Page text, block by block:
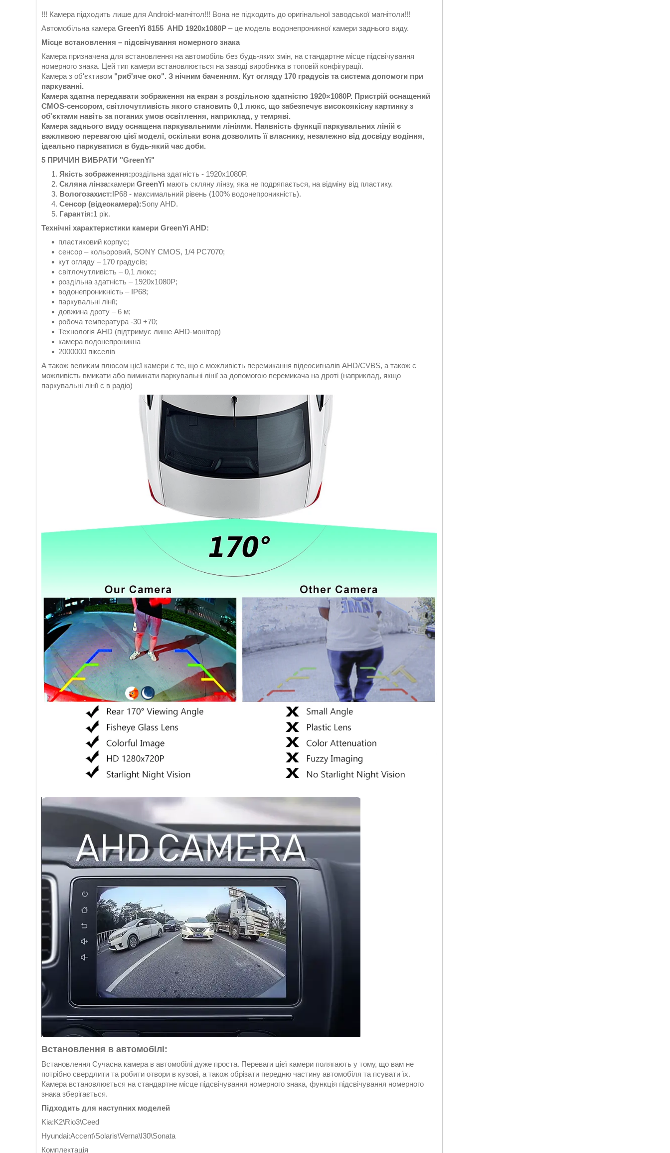
!!! Камера підходить лише для Android-магнітол!!! Вона не підходить до оригінальної заводської магнітоли!!!
Автомобільна камера GreenYi 8155 AHD 1920x1080P – це модель водонепроникної камери заднього виду.
Місце встановлення – підсвічування номерного знака
Камера призначена для встановлення на автомобіль без будь-яких змін, на стандартне місце підсвічування
номерного знака. Цей тип камери встановлюється на заводі виробника в топовій конфігурації.
Камера з об'єктивом "риб'яче око". З нічним баченням. Кут огляду 170 градусів та система допомоги при
паркуванні.
Камера здатна передавати зображення на екран з роздільною здатністю 1920×1080P. Пристрій оснащений
CMOS-сенсором, світлочутливість якого становить 0,1 люкс, що забезпечує високоякісну картинку з
об'єктами навіть за поганих умов освітлення, наприклад, у темряві.
Камера заднього виду оснащена паркувальними лініями. Наявність функції паркувальних ліній є
важливою перевагою цієї моделі, оскільки вона дозволить її власнику, незалежно від досвіду водіння,
ідеально паркуватися в будь-який час доби.
5 ПРИЧИН ВИБРАТИ "GreenYi"
Якість зображення:роздільна здатність - 1920x1080P.
Скляна лінза:камери GreenYi мають скляну лінзу, яка не подряпається, на відміну від пластику.
Вологозахист:IP68 - максимальний рівень (100% водонепроникність).
Сенсор (відеокамера):Sony AHD.
Гарантія:1 рік.
Технічні характеристики камери GreenYi AHD:
пластиковий корпус;
сенсор – кольоровий, SONY CMOS, 1/4 PC7070;
кут огляду – 170 градусів;
світлочутливість – 0,1 люкс;
роздільна здатність – 1920x1080P;
водонепроникність – IP68;
паркувальні лінії;
довжина дроту – 6 м;
робоча температура -30 +70;
Технологія AHD (підтримує лише AHD-монітор)
камера водонепроникна
2000000 пікселів
А також великим плюсом цієї камери є те, що є можливість перемикання відеосигналів AHD/CVBS, а також є
можливість вмикати або вимикати паркувальні лінії за допомогою перемикача на дроті (наприклад, якщо
паркувальні лінії є в радіо)
Встановлення в автомобілі:
Встановлення Сучасна камера в автомобілі дуже проста. Переваги цієї камери полягають у тому, що вам не
потрібно свердлити та робити отвори в кузові, а також обрізати передню частину автомобіля та псувати їх.
Камера встановлюється на стандартне місце підсвічування номерного знака, функція підсвічування номерного
знака зберігається.
Підходить для наступних моделей
Kia:K2\Rio3\Ceed
Hyundai:Accent\Solaris\Verna\I30\Sonata
Комплектація